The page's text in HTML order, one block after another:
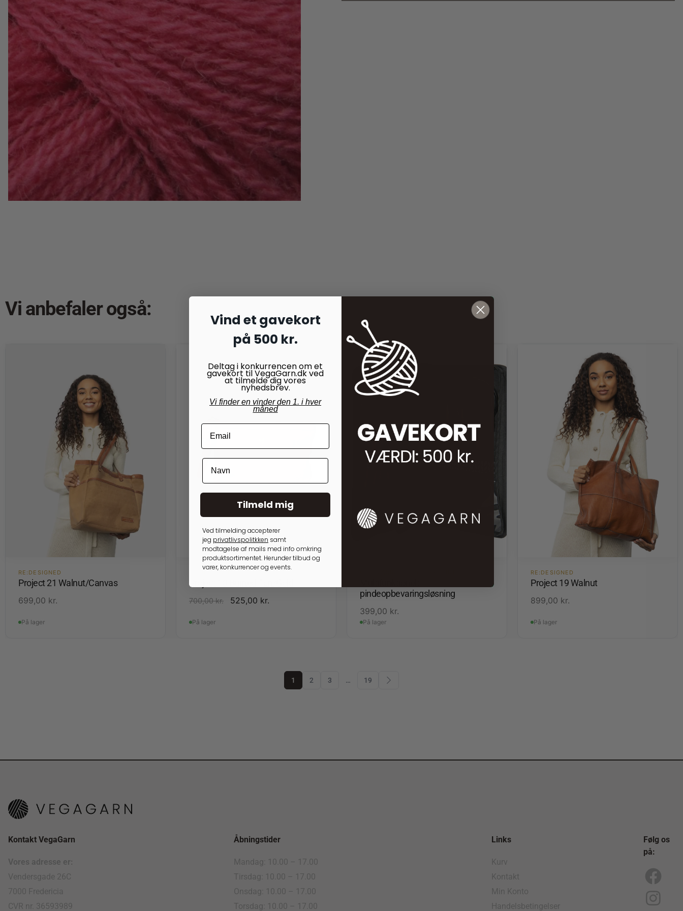
Vi anbefaler også:
RE:DESIGNED
Project 21 Walnut/Canvas
699,00 kr.
På lager
RE:DESIGNED
Project 13 Burned Tan/Gold
700,00kr. 525,00 kr.
På lager
pindeopbevaringsløsning
399,00 kr.
På lager
RE:DESIGNED
Project 19 Walnut
899,00 kr.
På lager
1 2 3 … 19
Kontakt VegaGarn
Vores adresse er:
Vendersgade 26C
7000 Fredericia
CVR nr. 36593989
Åbningstider
Mandag: 10.00 – 17.00
Tirsdag: 10.00 – 17.00
Onsdag: 10.00 – 17.00
Torsdag: 10.00 – 17.00
Links
Kurv
Kontakt
Min Konto
Handelsbetingelser
Følg os
på:
F
a
I
n
Vind et gavekort
på 500 kr.
Deltag i konkurrencen om et
gavekort til VegaGarn.dk ved
at tilmelde dig vores
nyhedsbrev.
Vi finder en vinder den 1. i hver
måned
Tilmeld mig
Ved tilmelding accepterer
jeg privatlivspolitkken samt
modtagelse af mails med info omkring
produktsortimentet. Herunder tilbud og
varer, konkurrencer og events.